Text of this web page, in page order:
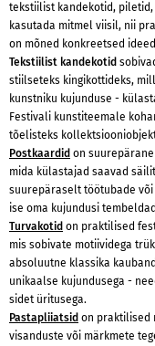
tekstiilist kandekotid,
kasutada mitmel viisil, nii
on mõned konkreetsed
Tekstiilist kandekotid
stiilseteks kingikottideks,
kunstniku kujunduse -
Festivali kunstiteemale
tõelisteks
Postkaardid on
mida külastajad saavad
suurepäraselt töötubade
ise oma kujundusi
Turvakotid on praktilised
mis sobivate motiividega
absoluutne klassika
unikaalse kujundusega -
sidet üritusega.
Pastapliiatsid on praktilised
visanduste või märkmete